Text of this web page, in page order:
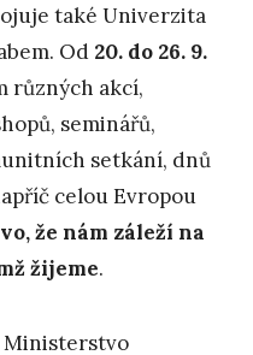
také Univerzita
Od 20. do 26. 9.
různých akcí,
seminářů,
setkání, dnů
celou Evropou
že nám záleží na
žijeme.
Ministerstvo